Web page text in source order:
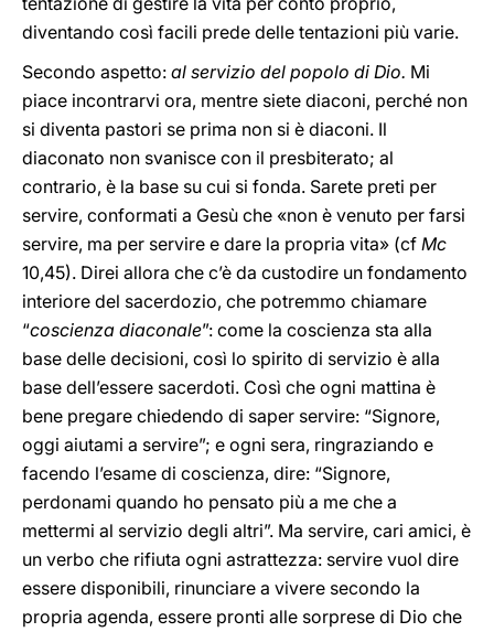
diventando così facili prede delle tentazioni più varie.
Secondo aspetto: al servizio del popolo di Dio. Mi
piace incontrarvi ora, mentre siete diaconi, perché non
si diventa pastori se prima non si è diaconi. Il
diaconato non svanisce con il presbiterato; al
contrario, è la base su cui si fonda. Sarete preti per
servire, conformati a Gesù che «non è venuto per farsi
servire, ma per servire e dare la propria vita» (cf Mc
10,45). Direi allora che c’è da custodire un fondamento
interiore del sacerdozio, che potremmo chiamare
“coscienza diaconale”: come la coscienza sta alla
base delle decisioni, così lo spirito di servizio è alla
base dell’essere sacerdoti. Così che ogni mattina è
bene pregare chiedendo di saper servire: “Signore,
oggi aiutami a servire”; e ogni sera, ringraziando e
facendo l’esame di coscienza, dire: “Signore,
perdonami quando ho pensato più a me che a
mettermi al servizio degli altri”. Ma servire, cari amici, è
un verbo che rifiuta ogni astrattezza: servire vuol dire
essere disponibili, rinunciare a vivere secondo la
propria agenda, essere pronti alle sorprese di Dio che